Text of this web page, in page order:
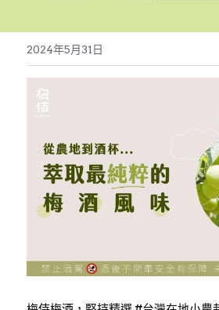
繁體中文
2024年5月31日